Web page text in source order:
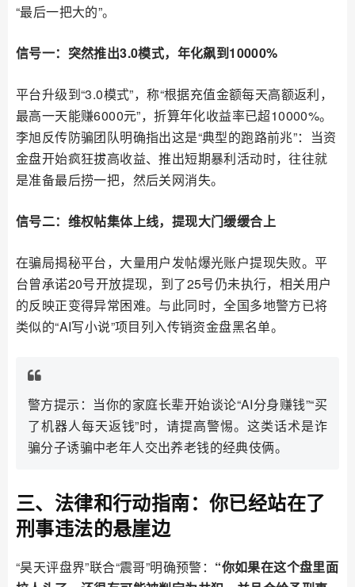
“最后一把大的”。
信号一：突然推出3.0模式，年化飙到10000%
平台升级到“3.0模式”，称“根据充值金额每天高额返利，
最高一天能赚6000元”，折算年化收益率已超10000%。
李旭反传防骗团队明确指出这是“典型的跑路前兆”：当资
金盘开始疯狂拔高收益、推出短期暴利活动时，往往就
是准备最后捞一把，然后关网消失。
信号二：维权帖集体上线，提现大门缓缓合上
在骗局揭秘平台，大量用户发帖爆光账户提现失败。平
台曾承诺20号开放提现，到了25号仍未执行，相关用户
的反映正变得异常困难。与此同时，全国多地警方已将
类似的“AI写小说”项目列入传销资金盘黑名单。
警方提示：当你的家庭长辈开始谈论“AI分身赚钱”“买
了机器人每天返钱”时，请提高警惕。这类话术是诈
骗分子诱骗中老年人交出养老钱的经典伎俩。
三、法律和行动指南：你已经站在了
刑事违法的悬崖边
“昊天评盘界”联合“震哥”明确预警： “你如果在这个盘里面